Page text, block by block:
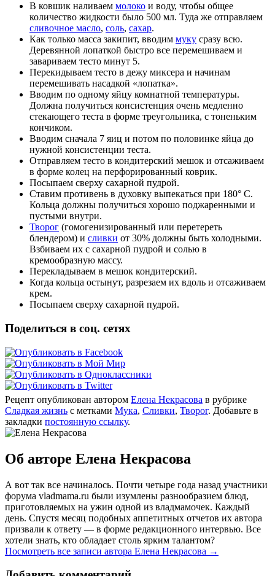
В ковшик наливаем молоко и воду, чтобы общее
количество жидкости было 500 мл. Туда же отправляем
сливочное масло, соль, сахар.
Как только масса закипит, вводим муку сразу всю.
Деревянной лопаткой быстро все перемешиваем и
завариваем тесто минут 5.
Перекидываем тесто в дежу миксера и начинам
перемешивать насадкой «лопатка».
Вводим по одному яйцу комнатной температуры.
Должна получиться консистенция очень медленно
стекающего теста в форме треугольника, с тоненьким
кончиком.
Вводим сначала 7 яиц и потом по половинке яйца до
нужной консистенции теста.
Отправляем тесто в кондитерский мешок и отсаживаем
в форме колец на перфорированный коврик.
Посыпаем сверху сахарной пудрой.
Ставим противень в духовку выпекаться при 180° C.
Кольца должны получиться хорошо поджаренными и
пустыми внутри.
Творог (гомогенизированный или перетереть
блендером) и сливки от 30% должны быть холодными.
Взбиваем их с сахарной пудрой и солью в
кремообразную массу.
Перекладываем в мешок кондитерский.
Когда кольца остынут, разрезаем их вдоль и отсаживаем
крем.
Посыпаем сверху сахарной пудрой.
Поделиться в соц. сетях
Рецепт опубликован автором Елена Некрасова в рубрике
Сладкая жизнь с метками Мука, Сливки, Творог. Добавьте в
закладки постоянную ссылку.
Об авторе Елена Некрасова
А вот так все начиналось. Почти четыре года назад участники
форума vladmama.ru были изумлены разнообразием блюд,
приготовляемых на ужин одной из владмамочек. Каждый
день. Спустя месяц подобных аппетитных отчетов их автора
призвали к ответу — в форме редакционного интервью. Все
хотели знать, кто обладает столь ярким талантом?
Посмотреть все записи автора Елена Некрасова →